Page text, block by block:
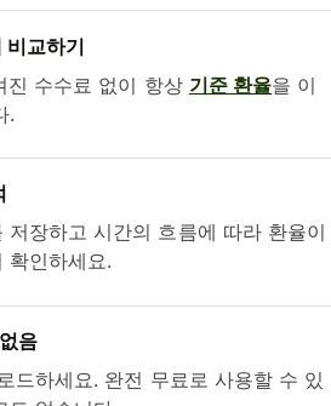
비교하기
진 수수료 없이 항상 기준 환율을 이
.
저장하고 시간의 흐름에 따라 환율이
확인하세요.
음
드하세요. 완전 무료로 사용할 수 있